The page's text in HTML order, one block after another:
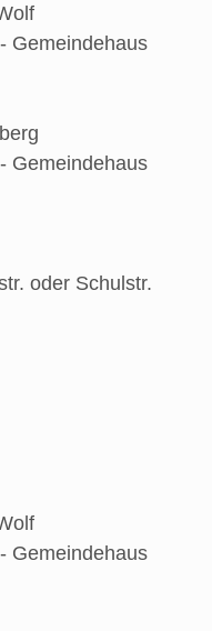
Gemeindehaus
Gemeindehaus
oder Schulstr.
Gemeindehaus